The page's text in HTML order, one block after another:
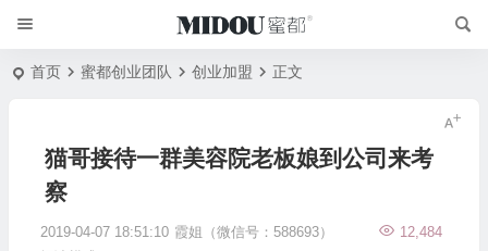
首页 蜜都创业团队 创业加盟 正文
猫哥接待一群美容院老板娘到公司来考
察
2019-04-07 18:51:10 霞姐（微信号：588693）
12,484